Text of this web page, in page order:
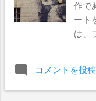
でき
また
の一
等
リー
作で
ート
は、
て頂
コメントを投稿